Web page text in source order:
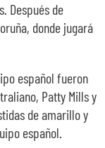
Después de
donde jugará
español fueron
Patty Mills y
de amarillo y
español.